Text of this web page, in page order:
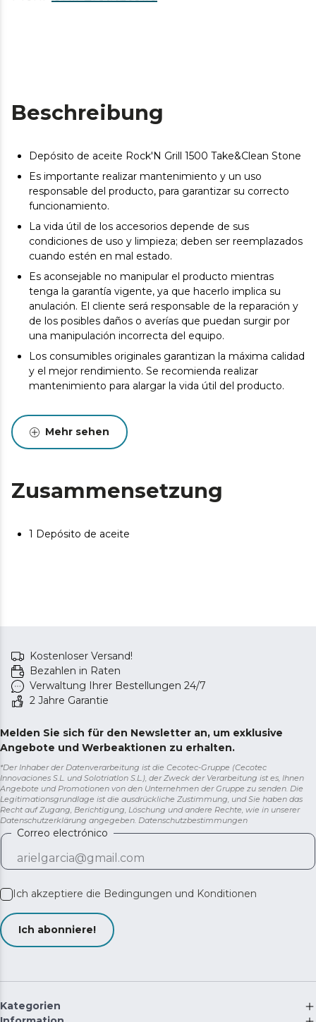
Beschreibung
Depósito de aceite Rock'N Grill 1500 Take&Clean Stone
Es importante realizar mantenimiento y un uso
responsable del producto, para garantizar su correcto
funcionamiento.
La vida útil de los accesorios depende de sus
condiciones de uso y limpieza; deben ser reemplazados
cuando estén en mal estado.
Es aconsejable no manipular el producto mientras
tenga la garantía vigente, ya que hacerlo implica su
anulación. El cliente será responsable de la reparación y
de los posibles daños o averías que puedan surgir por
una manipulación incorrecta del equipo.
Los consumibles originales garantizan la máxima calidad
y el mejor rendimiento. Se recomienda realizar
mantenimiento para alargar la vida útil del producto.
Mehr sehen
Zusammensetzung
1 Depósito de aceite
Kostenloser Versand!
Bezahlen in Raten
Verwaltung Ihrer Bestellungen 24/7
2 Jahre Garantie
Melden Sie sich für den Newsletter an, um exklusive
Angebote und Werbeaktionen zu erhalten.
*Der Inhaber der Datenverarbeitung ist die Cecotec-Gruppe (Cecotec
Innovaciones S.L. und Solotriatlon S.L.), der Zweck der Verarbeitung ist es, Ihnen
Angebote und Promotionen von den Unternehmen der Gruppe zu senden. Die
Legitimationsgrundlage ist die ausdrückliche Zustimmung, und Sie haben das
Recht auf Zugang, Berichtigung, Löschung und andere Rechte, wie in unserer
Datenschutzerklärung angegeben. Datenschutzbestimmungen
Correo electrónico
Ich akzeptiere die Bedingungen und Konditionen
Ich abonniere!
Kategorien